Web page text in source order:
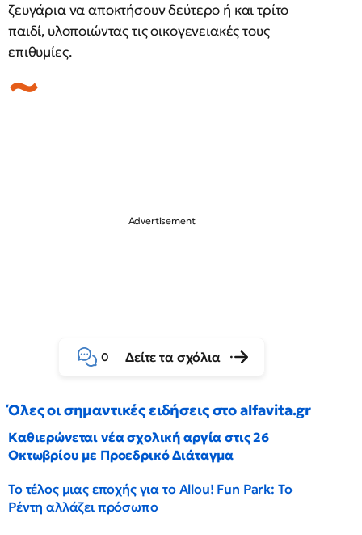
ζευγάρια να αποκτήσουν δεύτερο ή και τρίτο
παιδί, υλοποιώντας τις οικογενειακές τους
επιθυμίες.
0 Δείτε τα σχόλια
Όλες οι σημαντικές ειδήσεις στο alfavita.gr
Καθιερώνεται νέα σχολική αργία στις 26
Οκτωβρίου με Προεδρικό Διάταγμα
Το τέλος μιας εποχής για το Allou! Fun Park: Το
Ρέντη αλλάζει πρόσωπο